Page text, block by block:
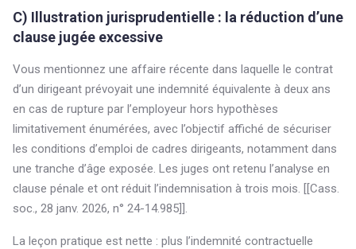
C) Illustration jurisprudentielle : la réduction d’une
clause jugée excessive
Vous mentionnez une affaire récente dans laquelle le contrat
d’un dirigeant prévoyait une indemnité équivalente à deux ans
en cas de rupture par l’employeur hors hypothèses
limitativement énumérées, avec l’objectif affiché de sécuriser
les conditions d’emploi de cadres dirigeants, notamment dans
une tranche d’âge exposée. Les juges ont retenu l’analyse en
clause pénale et ont réduit l’indemnisation à trois mois. [[Cass.
soc., 28 janv. 2026, n° 24-14.985]].
La leçon pratique est nette : plus l’indemnité contractuelle